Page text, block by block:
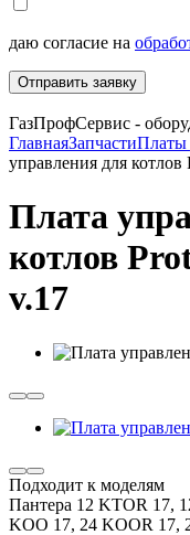
даю согласие на
Отправить заявку
ГазПрофСервис -
ГлавнаяЗапчастиПлаты
управления для
Плата
котлов
v.17
Подходит к моделям
Пантера 12 KTOR 17,
KOO 17, 24 KOOR 17,